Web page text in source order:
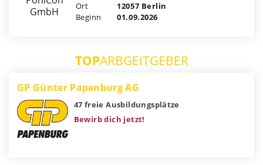
Ort
12057 Berlin
Beginn
01.09.2026
TOPARBGEITGEBER
GP Günter Papenburg AG
47 freie Ausbildungsplätze
Bewirb dich jetzt!